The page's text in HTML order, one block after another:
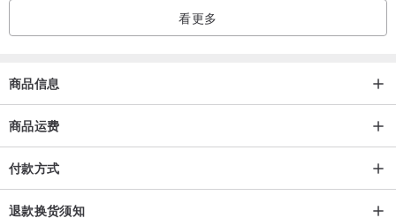
/关于Lost and find/
【品牌简介】
Lost and find, 一个故事性的时装及饰品品牌。
品牌中每件作品有自己一个”遗失”与”寻找”的故事。我们希望透过轻松
有趣的手法引导用家思考和探索生活中遗忘了的小记忆，过程中他们
看更多
商品信息
商品运费
付款方式
退款换货须知